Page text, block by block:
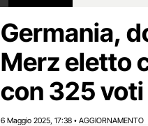
Germania,
Merz eletto
con 325
6 Maggio 2025 17:38 • AGGIORNAMENTO